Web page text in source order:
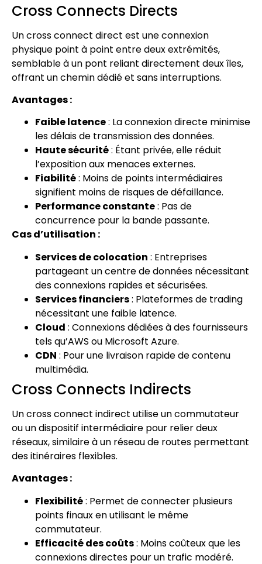
Cross Connects Directs
Un cross connect direct est une connexion
physique point à point entre deux extrémités,
semblable à un pont reliant directement deux îles,
offrant un chemin dédié et sans interruptions.
Avantages :
Faible latence: La connexion directe minimise
les délais de transmission des données.
Haute sécurité: Étant privée, elle réduit
l’exposition aux menaces externes.
Fiabilité: Moins de points intermédiaires
signifient moins de risques de défaillance.
Performance constante: Pas de
concurrence pour la bande passante.
Cas d’utilisation :
Services de colocation : Entreprises
partageant un centre de données nécessitant
des connexions rapides et sécurisées.
Services financiers: Plateformes de trading
nécessitant une faible latence.
Cloud : Connexions dédiées à des fournisseurs
tels qu’AWS ou Microsoft Azure.
CDN : Pour une livraison rapide de contenu
multimédia.
Cross Connects Indirects
Un cross connect indirect utilise un commutateur
ou un dispositif intermédiaire pour relier deux
réseaux, similaire à un réseau de routes permettant
des itinéraires flexibles.
Avantages :
Flexibilité: Permet de connecter plusieurs
points finaux en utilisant le même
commutateur.
Efficacité des coûts: Moins coûteux que les
connexions directes pour un trafic modéré.